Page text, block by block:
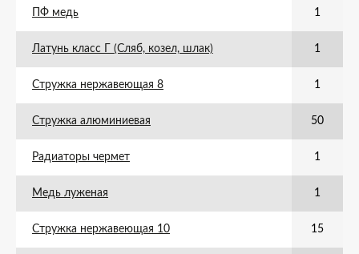
ПФ медь 1
Латунь класс Г (Сляб, козел, шлак) 1
Стружка нержавеющая 8 1
Стружка алюминиевая 50
Радиаторы чермет 1
Медь луженая 1
Стружка нержавеющая 10 15